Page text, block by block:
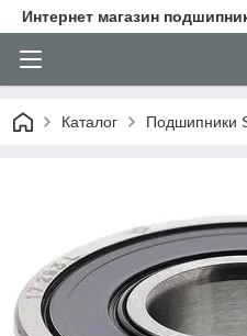
Интернет магазин
Каталог Подшипники